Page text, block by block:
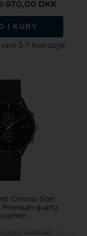
970,00 DKK
I KURV
3-7 hverdage
Chrono Sort
Premium quartz